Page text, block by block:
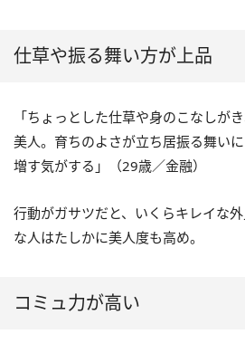
仕草や振る舞い方が上品
「ちょっとした仕草や身のこなしが
美人。育ちのよさが立ち居振る舞い
増す気がする」（29歳／金融）
行動がガサツだと、いくらキレイな
な人はたしかに美人度も高め。
コミュ力が高い